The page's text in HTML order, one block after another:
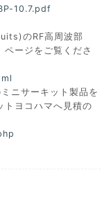
10.7.pdf
のRF高周波部
ージをご覧くださ
ニサーキット製品を
トヨコハマへ見積の